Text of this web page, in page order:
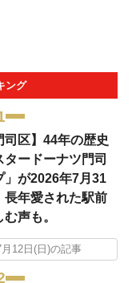
ング
司区】44年の歴史
タードーナツ門司
」が2026年7月31
長年愛された駅前
声も。
月12日(日)の記事